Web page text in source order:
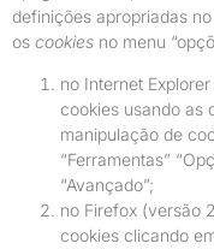
definições apropriadas
os cookies no menu
no Internet
cookies usando as
manipulação de
“Ferramentas”
“Avançado”;
no Firefox (versão
cookies clicando